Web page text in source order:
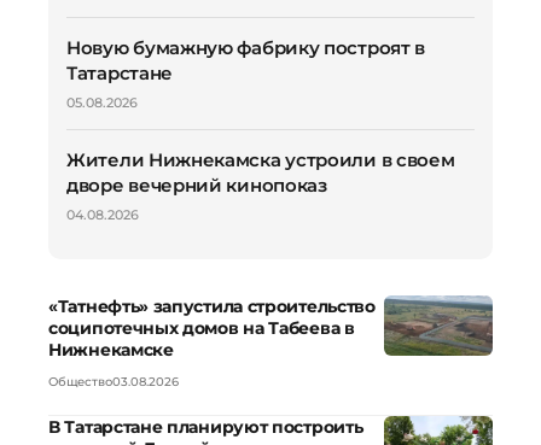
Новую бумажную фабрику построят в
Татарстане
05.08.2026
Жители Нижнекамска устроили в своем
дворе вечерний кинопоказ
04.08.2026
«Татнефть» запустила строительство
соципотечных домов на Табеева в
Нижнекамске
Общество03.08.2026
В Татарстане планируют построить